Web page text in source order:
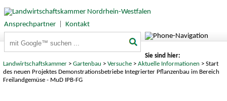
Ansprechpartner|
Kontakt
Sie sind hier:
Landwirtschaftskammer >Gartenbau >Versuche >Aktuelle Informationen > Start
des neuen Projektes Demonstrationsbetriebe Integrierter Pflanzenbau im Bereich
Freilandgemüse - MuD IPB-FG